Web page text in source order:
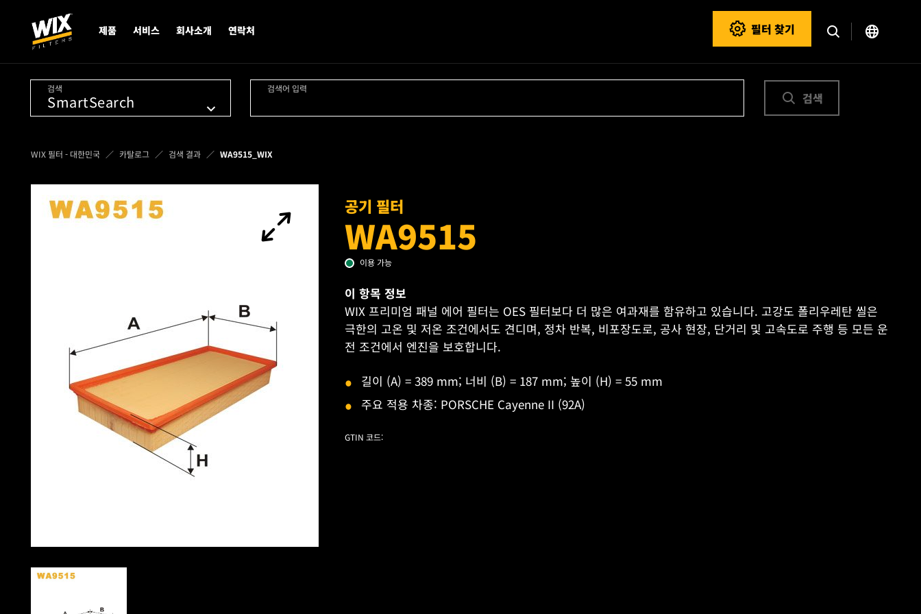
제품 서비스 회사소개 연락처 필터 찾기
검색 검색어 입력
검색
WIX 필터 - 대한민국 카탈로그 검색 결과 WA9515_WIX
공기 필터
WA9515
이용 가능
이 항목 정보
WIX 프리미엄 패널 에어 필터는 OES 필터보다 더 많은 여과재를 함유하고 있습니다. 고강도 폴리우레탄 씰은
극한의 고온 및 저온 조건에서도 견디며, 정차 반복, 비포장도로, 공사 현장, 단거리 및 고속도로 주행 등 모든 운
전 조건에서 엔진을 보호합니다.
길이 (A) = 389 mm; 너비 (B) = 187 mm; 높이 (H) = 55 mm
주요 적용 차종: PORSCHE Cayenne II (92A)
GTIN 코드: